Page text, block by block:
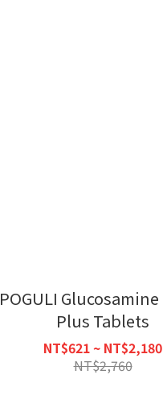
POGULI Glucosamine Triple
Plus Tablets
NT$621 ~ NT$2,180
NT$2,760